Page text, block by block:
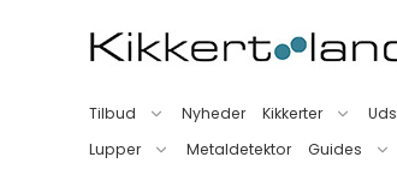
Tilbud Nyheder Kikkerter
Lupper
Metaldetektor Guides